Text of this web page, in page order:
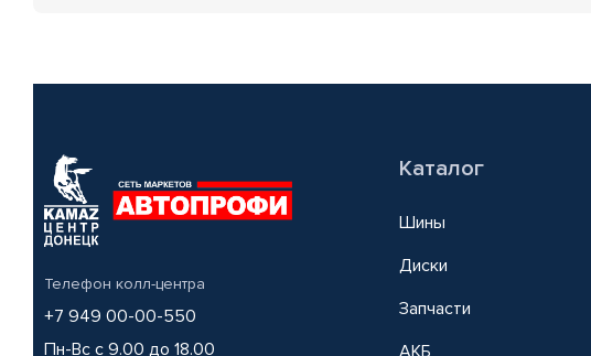
Телефон колл-центра
+7 949 00-00-550
Пн-Вс с 9.00 до 18.00
Каталог
Шины
Диски
Запчасти
АКБ